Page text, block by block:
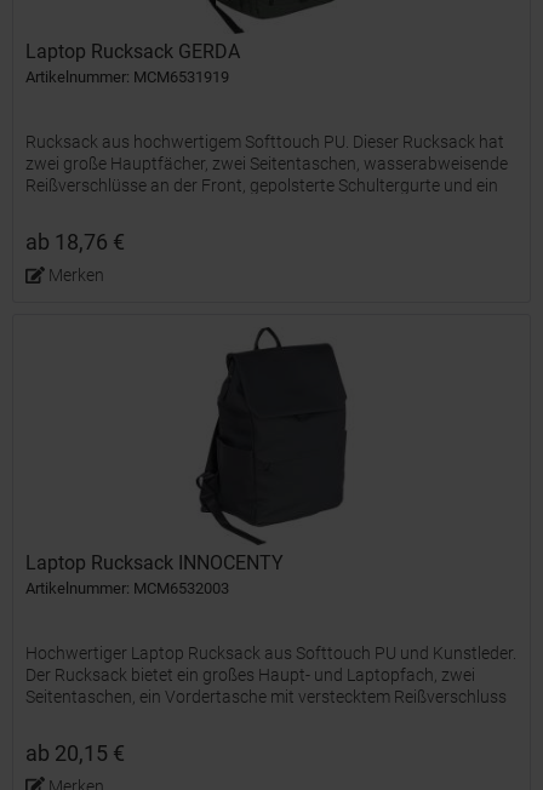
Laptop Rucksack GERDA
Artikelnummer: MCM6531919
Rucksack aus hochwertigem Softtouch PU. Dieser Rucksack hat
zwei große Hauptfächer, zwei Seitentaschen, wasserabweisende
Reißverschlüsse an der Front, gepolsterte Schultergurte und ein
ab 18,76 €
Merken
Laptop Rucksack INNOCENTY
Artikelnummer: MCM6532003
Hochwertiger Laptop Rucksack aus Softtouch PU und Kunstleder.
Der Rucksack bietet ein großes Haupt- und Laptopfach, zwei
Seitentaschen, ein Vordertasche mit verstecktem Reißverschluss
ab 20,15 €
Merken